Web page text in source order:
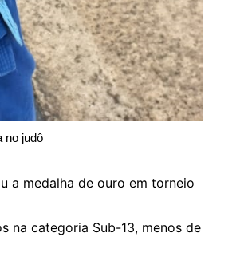
no judô
a medalha de ouro em torneio
na categoria Sub-13, menos de